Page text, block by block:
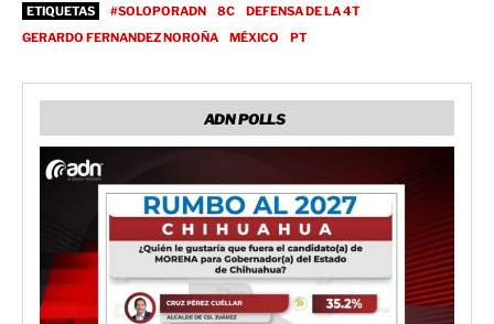
ETIQUETAS #SOLOPORADN 8C
DEFENSA DE LA 4T
GERARDO FERNANDEZ NOROÑA
MÉXICO PT
ADN POLLS